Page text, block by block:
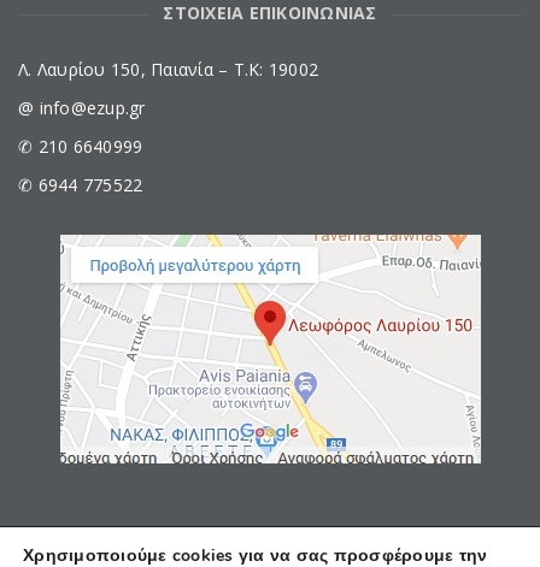
ΣΤΟΙΧΕΙΑ ΕΠΙΚΟΙΝΩΝΙΑΣ
Λ. Λαυρίου 150, Παιανία – Τ.Κ: 19002
@ info@ezup.gr
✆ 210 6640999
✆ 6944 775522
Χρησιμοποιούμε cookies για να σας προσφέρουμε την